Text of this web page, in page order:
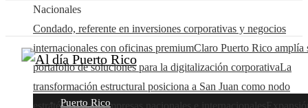
Nacionales
Condado, referente en inversiones corporativas y negocios
internacionales con oficinas premiumClaro Puerto Rico amplía
portafolio de soluciones para la digitalización corporativaLa
transformación estructural posiciona a San Juan como nodo
estratégico para empresas nacionales e internacionales
Puerto Rico